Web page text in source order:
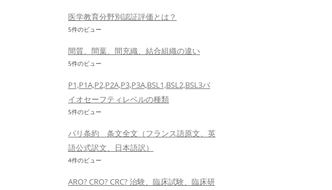
医学教育分野別認証評価とは？
5件のビュー
間質、間葉、間充織、結合組織の違い
5件のビュー
P1,P1A,P2,P2A,P3,P3A,BSL1,BSL2,BSL3バ
イオセーフティレベルの種類
5件のビュー
パリ条約 条文全文（フランス語原文、英
語公式訳文、日本語訳）
4件のビュー
ARO? CRO? CRC? 治験、臨床試験、臨床研